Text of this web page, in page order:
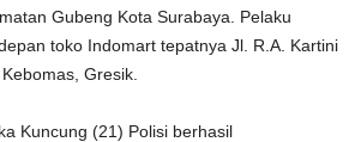
Gubeng Kota Surabaya. Pelaku
toko Indomart tepatnya Jl. R.A. Kartini
Gresik.
Kuncung (21) Polisi berhasil